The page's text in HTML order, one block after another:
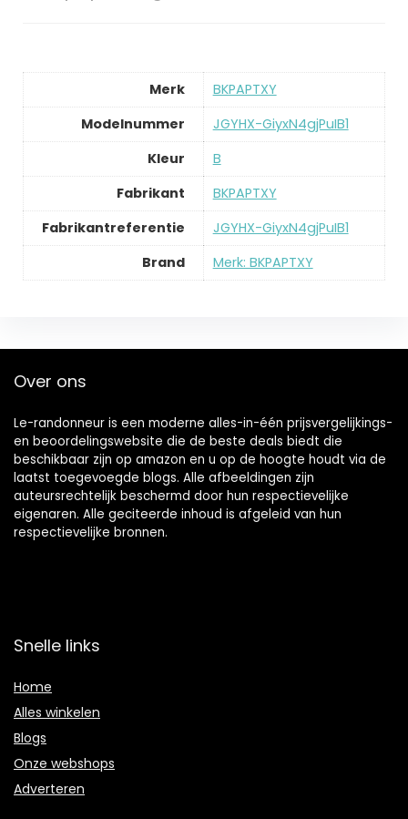
Merk
‎BKPAPTXY
Modelnummer
‎JGYHX-GiyxN4gjPuIB1
Kleur
‎B
Fabrikant
‎BKPAPTXY
Fabrikantreferentie
‎JGYHX-GiyxN4gjPuIB1
Brand
Merk: BKPAPTXY
Over ons
Le-randonneur is een moderne alles-in-één prijsvergelijkings-
en beoordelingswebsite die de beste deals biedt die
beschikbaar zijn op amazon en u op de hoogte houdt via de
laatst toegevoegde blogs. Alle afbeeldingen zijn
auteursrechtelijk beschermd door hun respectievelijke
eigenaren. Alle geciteerde inhoud is afgeleid van hun
respectievelijke bronnen.
Snelle links
Home
Alles winkelen
Blogs
Onze webshops
Adverteren